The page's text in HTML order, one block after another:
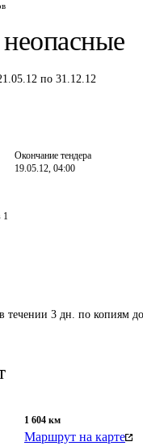
по 31.12.12
Окончание тендера
19.05.12, 04:00
1
3 дн. по копиям
1 604 км
Маршрут на карте